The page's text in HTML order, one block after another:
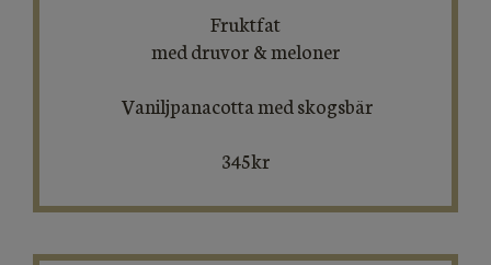
Fruktfat
med druvor & meloner
Vaniljpanacotta med skogsbär
345kr